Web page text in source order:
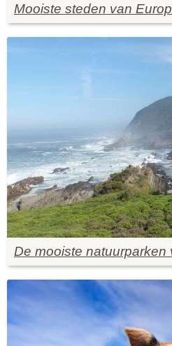
Mooiste steden van
De mooiste natuurparken